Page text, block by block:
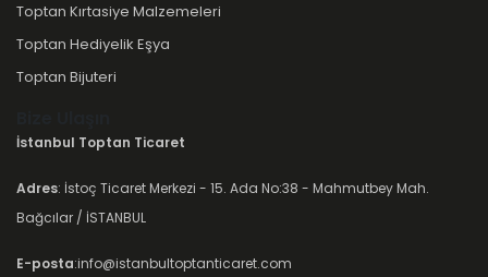
Toptan Kırtasiye Malzemeleri
Toptan Hediyelik Eşya
Toptan Bijuteri
İstanbul Toptan Ticaret
Adres: İstoç Ticaret Merkezi - 15. Ada No:38 - Mahmutbey Mah.
Bağcılar / İSTANBUL
E-posta:info@istanbultoptanticaret.com